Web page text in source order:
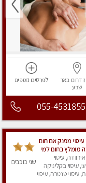
דרום באר
שבע
לפרטים נוספים
055-4531855
עיסוי מפנק אם חום
מומלץ בחום למי
להירגעעיסוי
עיסוי בקליניקה
עיסוי טנטרה, עיסוי
שני כוכבים